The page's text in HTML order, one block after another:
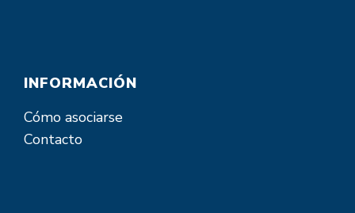
INFORMACIÓN
Cómo asociarse
Contacto